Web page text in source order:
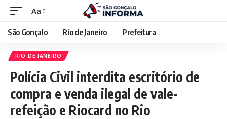
Aa
São Gonçalo Rio de Janeiro Prefeitura
RIO DE JANEIRO
Polícia Civil interdita escritório de
compra e venda ilegal de vale-
refeição e Riocard no Rio